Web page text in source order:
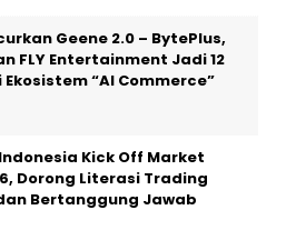
Geene 2.0 – BytePlus,
FLY Entertainment Jadi 12
“AI Commerce”
Kick Off Market
Dorong Literasi Trading
Bertanggung Jawab